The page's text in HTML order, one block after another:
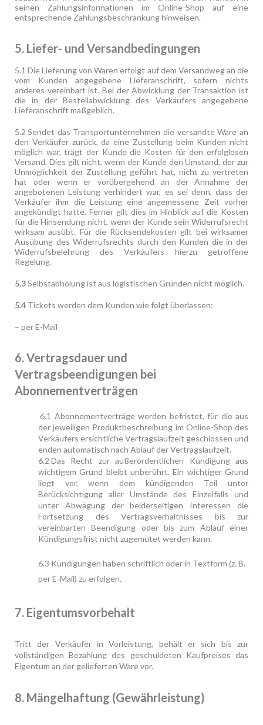
seinen Zahlungsinformationen im Online-Shop auf eine
entsprechende Zahlungsbeschränkung hinweisen.
5. Liefer- und Versandbedingungen
5.1 Die Lieferung von Waren erfolgt auf dem Versandweg an die
vom Kunden angegebene Lieferanschrift, sofern nichts
anderes vereinbart ist. Bei der Abwicklung der Transaktion ist
die in der Bestellabwicklung des Verkäufers angegebene
Lieferanschrift maßgeblich.
5.2 Sendet das Transportunternehmen die versandte Ware an
den Verkäufer zurück, da eine Zustellung beim Kunden nicht
möglich war, trägt der Kunde die Kosten für den erfolglosen
Versand. Dies gilt nicht, wenn der Kunde den Umstand, der zur
Unmöglichkeit der Zustellung geführt hat, nicht zu vertreten
hat oder wenn er vorübergehend an der Annahme der
angebotenen Leistung verhindert war, es sei denn, dass der
Verkäufer ihm die Leistung eine angemessene Zeit vorher
angekündigt hatte. Ferner gilt dies im Hinblick auf die Kosten
für die Hinsendung nicht, wenn der Kunde sein Widerrufsrecht
wirksam ausübt. Für die Rücksendekosten gilt bei wirksamer
Ausübung des Widerrufsrechts durch den Kunden die in der
Widerrufsbelehrung des Verkäufers hierzu getroffene
Regelung.
5.3Selbstabholung ist aus logistischen Gründen nicht möglich.
5.4 Tickets werden dem Kunden wie folgt überlassen:
– per E-Mail
6. Vertragsdauer und
Vertragsbeendigungen bei
Abonnementverträgen
6.1 Abonnementverträge werden befristet, für die aus
der jeweiligen Produktbeschreibung im Online-Shop des
Verkäufers ersichtliche Vertragslaufzeit geschlossen und
enden automatisch nach Ablauf der Vertragslaufzeit.
6.2 Das Recht zur außerordentlichen Kündigung aus
wichtigem Grund bleibt unberührt. Ein wichtiger Grund
liegt vor, wenn dem kündigenden Teil unter
Berücksichtigung aller Umstände des Einzelfalls und
unter Abwägung der beiderseitigen Interessen die
Fortsetzung des Vertragsverhältnisses bis zur
vereinbarten Beendigung oder bis zum Ablauf einer
Kündigungsfrist nicht zugemutet werden kann.
6.3 Kündigungen haben schriftlich oder in Textform (z. B.
per E-Mail) zu erfolgen.
7. Eigentumsvorbehalt
Tritt der Verkäufer in Vorleistung, behält er sich bis zur
vollständigen Bezahlung des geschuldeten Kaufpreises das
Eigentum an der gelieferten Ware vor.
8. Mängelhaftung (Gewährleistung)